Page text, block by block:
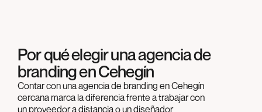
Por qué elegir una agencia de
branding en Cehegín
Contar con una agencia de branding en Cehegín
cercana marca la diferencia frente a trabajar con
un proveedor a distancia o un diseñador